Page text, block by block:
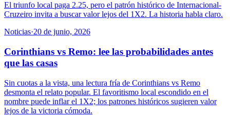
El triunfo local paga 2.25, pero el patrón histórico de Internacional-
Cruzeiro invita a buscar valor lejos del 1X2. La historia habla claro.
Noticias·20 de junio, 2026
Corinthians vs Remo: lee las probabilidades antes
que las casas
Sin cuotas a la vista, una lectura fría de Corinthians vs Remo
desmonta el relato popular. El favoritismo local escondido en el
nombre puede inflar el 1X2; los patrones históricos sugieren valor
lejos de la victoria cómoda.